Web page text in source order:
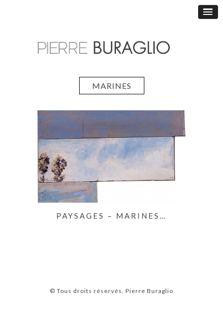
MARINES
PAYSAGES – MARINES…
© Tous droits réservés. Pierre Buraglio